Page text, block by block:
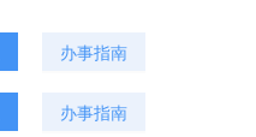
办事指南
办事指南